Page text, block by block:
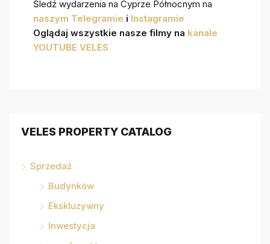
Śledź wydarzenia na Cyprze Północnym na
naszym Telegramie i Instagramie
Oglądaj wszystkie nasze filmy na kanale
YOUTUBE VELES
VELES PROPERTY CATALOG
Sprzedaż
Budynków
Ekskluzywny
Inwestycja